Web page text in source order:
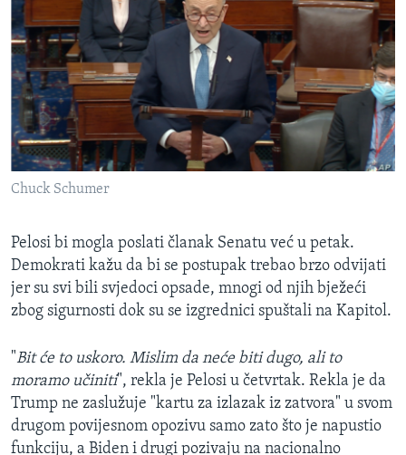
Chuck Schumer
Pelosi bi mogla poslati članak Senatu već u petak.
Demokrati kažu da bi se postupak trebao brzo odvijati
jer su svi bili svjedoci opsade, mnogi od njih bježeći
zbog sigurnosti dok su se izgrednici spuštali na Kapitol.
"Bit će to uskoro. Mislim da neće biti dugo, ali to
moramo učiniti", rekla je Pelosi u četvrtak. Rekla je da
Trump ne zaslužuje "kartu za izlazak iz zatvora" u svom
drugom povijesnom opozivu samo zato što je napustio
funkciju, a Biden i drugi pozivaju na nacionalno